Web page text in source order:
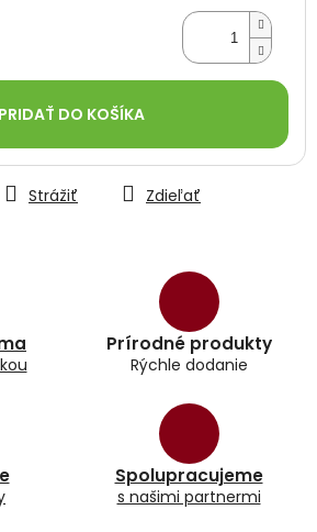
PRIDAŤ DO KOŠÍKA
Prírodné produkty
Rýchle dodanie
Spolupracujeme
s našimi partnermi
Strážiť Zdieľať